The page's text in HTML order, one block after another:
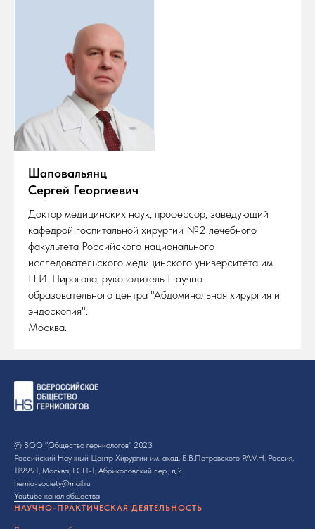
Шаповальянц
Сергей Георгиевич
Доктор медицинских наук, профессор, заведующий
кафедрой госпитальной хирургии №2 лечебного
факультета Российского национального
исследовательского медицинского университета им.
Н.И. Пирогова, руководитель Научно-
образовательного центра "Абдоминальная хирургия и
эндоскопия".
Москва.
© ВОО "Общество герниологов" 2023
Российский Научный Центр Хирургии им. акад. Б.В.Петровского РАМН. Россия,
119991, Москва, ГСП-1, Абрикосовский пер., д.2.
hernia-society@mail.ru
Youtube канал общества
НАУЧНО-ПРАКТИЧЕСКАЯ ДЕЯТЕЛЬНОСТЬ